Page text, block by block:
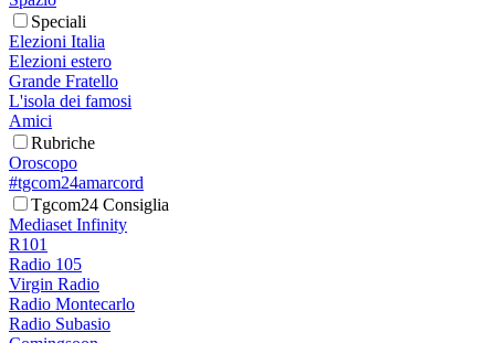
Speciali
Elezioni Italia
Elezioni estero
Grande Fratello
L'isola dei famosi
Amici
Rubriche
Oroscopo
#tgcom24amarcord
Tgcom24 Consiglia
Mediaset Infinity
R101
Radio 105
Virgin Radio
Radio Montecarlo
Radio Subasio